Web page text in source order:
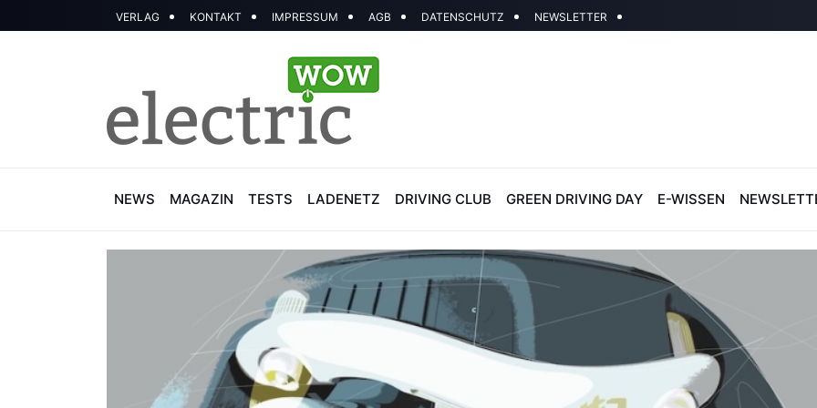
VERLAG KONTAKT IMPRESSUM AGB DATENSCHUTZ NEWSLETTER
NEWS MAGAZIN TESTS LADENETZ DRIVING CLUB GREEN DRIVING DAY E-WISSEN